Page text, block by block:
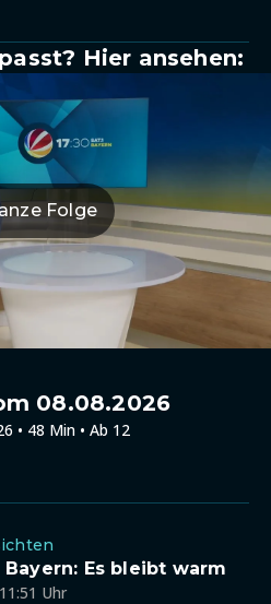
Hier ansehen:
Folge
08.08.2026
• 48 Min • Ab 12
Es bleibt warm
Uhr